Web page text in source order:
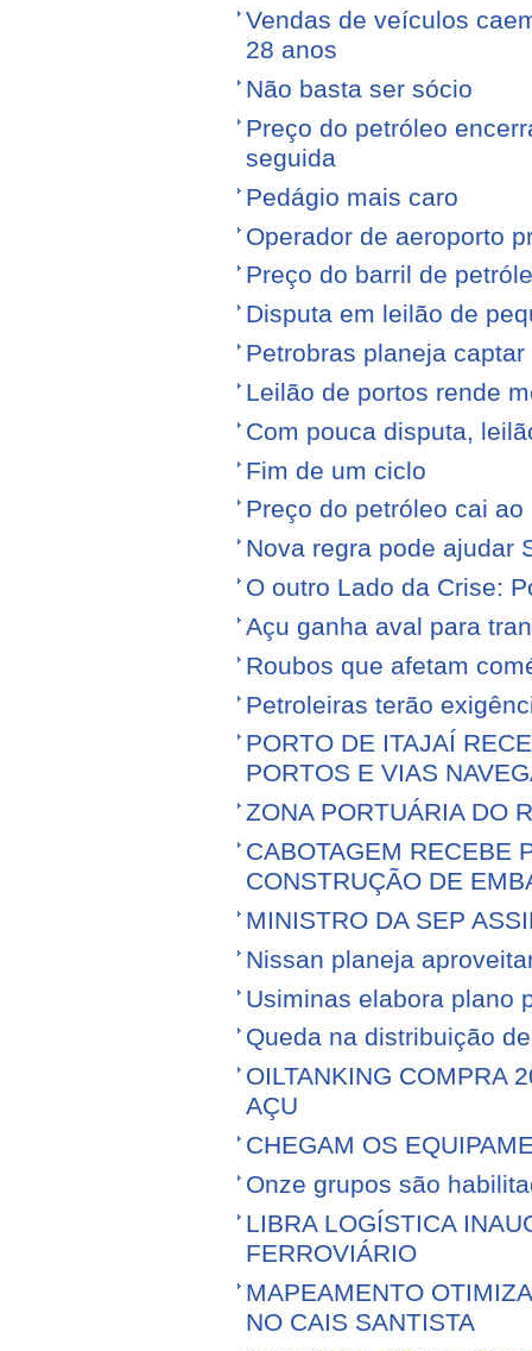
Vendas de veículos
28 anos
Não basta ser sócio
Preço do petróleo
seguida
Pedágio mais caro
Operador de aeroporto
Preço do barril de
Disputa em leilão de
Petrobras planeja
Leilão de portos rende
Com pouca disputa,
Fim de um ciclo
Preço do petróleo cai
Nova regra pode ajudar
O outro Lado da Crise:
Açu ganha aval para
Roubos que afetam
Petroleiras terão
PORTO DE ITAJAÍ
PORTOS E VIAS
ZONA PORTUÁRIA DO
CABOTAGEM RECEBE
CONSTRUÇÃO DE
MINISTRO DA SEP
Nissan planeja
Usiminas elabora plano
Queda na distribuição
OILTANKING COMPRA
AÇU
CHEGAM OS
Onze grupos são
LIBRA LOGÍSTICA
FERROVIÁRIO
MAPEAMENTO
NO CAIS SANTISTA